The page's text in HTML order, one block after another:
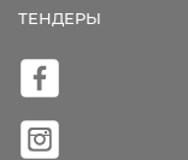
ТЕНДЕРЫ